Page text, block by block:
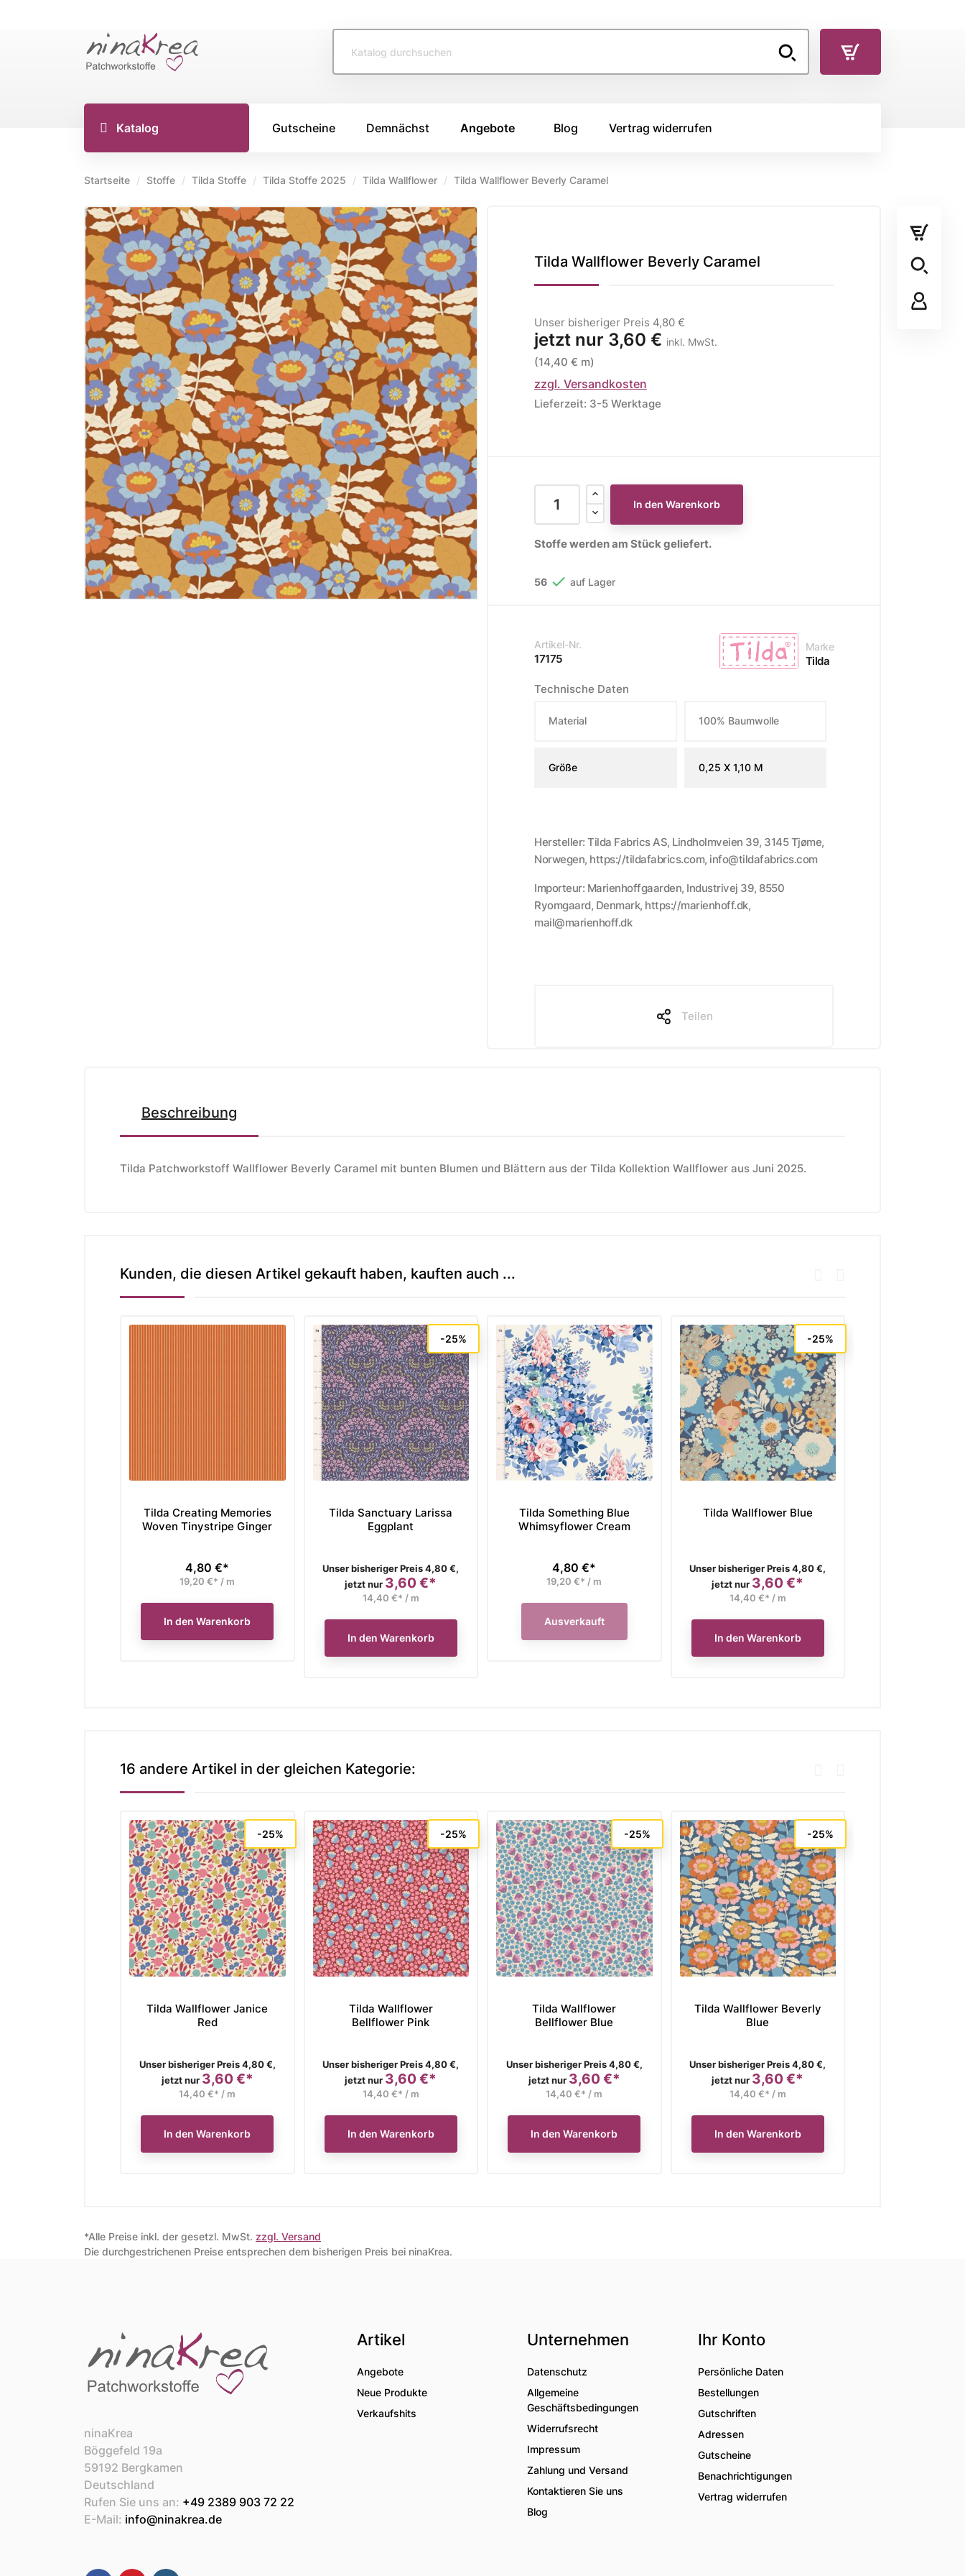
Katalog
Tilda Stoffe 2026
Tilda Stoffe 2025
Tilda Stoffe 2024
Tilda Creating
Memories
Tilda - ältere Kollektionen
Tilda Basics
Tilda Hautstoff
Swafing Heide Uni
Swafing Kim
Swafing Dotty
Canvas Stoffe
STOFFPANEL
MARKENSTOFFE
Markenstoffe
MUSTER
Muster
Pine
Card
Gutscheine Demnächst Angebote Blog Vertrag widerrufen
Startseite Stoffe Tilda Stoffe Tilda Stoffe 2025 Tilda Wallflower Tilda Wallflower Beverly Caramel
Tilda Wallflower Beverly Caramel
Unser bisheriger Preis 4,80 €
jetzt nur 3,60 € inkl. MwSt.
(14,40 € m)
zzgl. Versandkosten
Lieferzeit: 3-5 Werktage
In den Warenkorb
Stoffe werden am Stück geliefert.
56  auf Lager
Artikel-Nr.
17175
Marke
Tilda
Technische Daten
Material 100% Baumwolle
Größe 0,25 X 1,10 M
Hersteller: Tilda Fabrics AS, Lindholmveien 39, 3145 Tjøme,
Norwegen, https://tildafabrics.com, info@tildafabrics.com
Importeur: Marienhoffgaarden, Industrivej 39, 8550
Ryomgaard, Denmark, https://marienhoff.dk,
mail@marienhoff.dk
Teilen
Beschreibung
Tilda Patchworkstoff Wallflower Beverly Caramel mit bunten Blumen und Blättern aus der Tilda Kollektion Wallflower aus Juni 2025.
Kunden, die diesen Artikel gekauft haben, kauften auch ...
Tilda Creating Memories
Woven Tinystripe Ginger
Preis
4,80 €*
19,20 €* / m
In den Warenkorb
Tilda Sanctuary Larissa
Eggplant
Verkaufspreis
Unser bisheriger Preis 4,80 €,
jetzt nur
-25%
Preis
3,60 €*
14,40 €* / m
In den Warenkorb
Tilda Something Blue
Whimsyflower Cream
Preis
4,80 €*
19,20 €* / m
Ausverkauft
Tilda Wallflower Blue
Verkaufspreis
Unser bisheriger Preis 4,80 €,
jetzt nur
-25%
Preis
3,60 €*
14,40 €* / m
In den Warenkorb
16 andere Artikel in der gleichen Kategorie:
Tilda Wallflower Janice
Red
Verkaufspreis
Unser bisheriger Preis 4,80 €,
jetzt nur
-25%
Preis
3,60 €*
14,40 €* / m
In den Warenkorb
Tilda Wallflower
Bellflower Pink
Verkaufspreis
Unser bisheriger Preis 4,80 €,
jetzt nur
-25%
Preis
3,60 €*
14,40 €* / m
In den Warenkorb
Tilda Wallflower
Bellflower Blue
Verkaufspreis
Unser bisheriger Preis 4,80 €,
jetzt nur
-25%
Preis
3,60 €*
14,40 €* / m
In den Warenkorb
Tilda Wallflower Beverly
Blue
Verkaufspreis
Unser bisheriger Preis 4,80 €,
jetzt nur
-25%
Preis
3,60 €*
14,40 €* / m
In den Warenkorb
*Alle Preise inkl. der gesetzl. MwSt. zzgl. Versand
Die durchgestrichenen Preise entsprechen dem bisherigen Preis bei ninaKrea.
ninaKrea
Böggefeld 19a
59192 Bergkamen
Deutschland
Rufen Sie uns an: +49 2389 903 72 22
E-Mail: info@ninakrea.de
Artikel
Angebote
Neue Produkte
Verkaufshits
Unternehmen
Datenschutz
Allgemeine
Geschäftsbedingungen
Widerrufsrecht
Impressum
Zahlung und Versand
Kontaktieren Sie uns
Blog
Ihr Konto
Persönliche Daten
Bestellungen
Gutschriften
Adressen
Gutscheine
Benachrichtigungen
Vertrag widerrufen